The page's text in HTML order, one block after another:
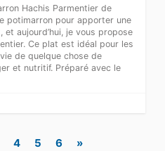
Hachis Parmentier de
potimarron pour apporter une
aujourd’hui, je vous propose
Ce plat est idéal pour les
de quelque chose de
et nutritif. Préparé avec le
4 5 6 »